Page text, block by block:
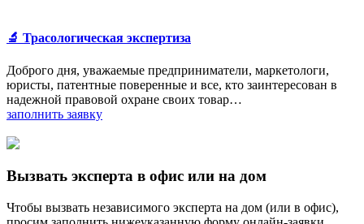
🔬 Трасологическая экспертиза
Доброго дня, уважаемые предприниматели, маркетологи,
юристы, патентные поверенные и все, кто заинтересован в
надежной правовой охране своих товар…
заполнить заявку
Вызвать эксперта в офис или на дом
Чтобы вызвать независимого эксперта на дом (или в офис),